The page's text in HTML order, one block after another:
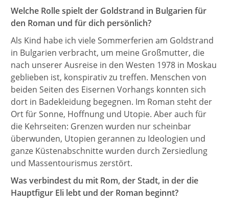
Welche Rolle spielt der Goldstrand in Bulgarien für
den Roman und für dich persönlich?
Als Kind habe ich viele Sommerferien am Goldstrand
in Bulgarien verbracht, um meine Großmutter, die
nach unserer Ausreise in den Westen 1978 in Moskau
geblieben ist, konspirativ zu treffen. Menschen von
beiden Seiten des Eisernen Vorhangs konnten sich
dort in Badekleidung begegnen. Im Roman steht der
Ort für Sonne, Hoffnung und Utopie. Aber auch für
die Kehrseiten: Grenzen wurden nur scheinbar
überwunden, Utopien gerannen zu Ideologien und
ganze Küstenabschnitte wurden durch Zersiedlung
und Massentourismus zerstört.
Was verbindest du mit Rom, der Stadt, in der die
Hauptfigur Eli lebt und der Roman beginnt?